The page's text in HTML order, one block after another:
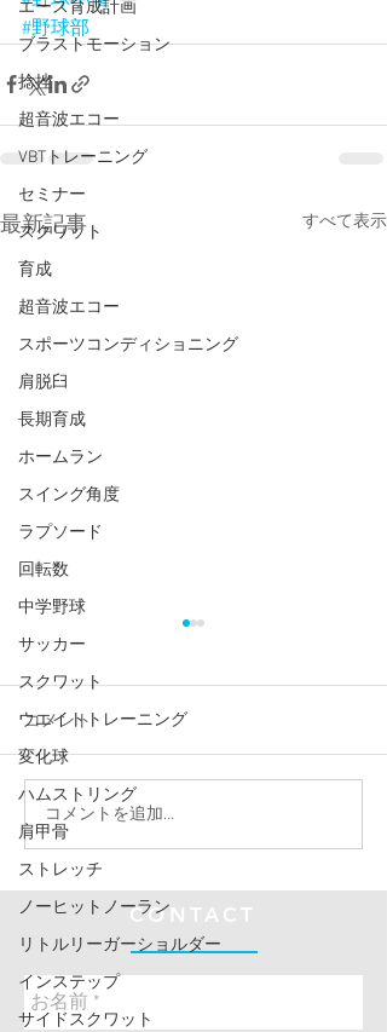
エース育成計画
ブラストモーション
捻挫
超音波エコー
VBTトレーニング
セミナー
スクワット
育成
超音波エコー
スポーツコンディショニング
肩脱臼
長期育成
ホームラン
スイング角度
ラプソード
回転数
中学野球
サッカー
スクワット
ウエイトトレーニング
変化球
ハムストリング
肩甲骨
ストレッチ
ノーヒットノーラン
リトルリーガーショルダー
インステップ
サイドスクワット
#野球部
最新記事 すべて表示
「“努力は報われる”を証
明！！ ナオラボ選手、無
失点完封で全国大会出場
決定🔥
コメント
コメントを追加…
CONTACT